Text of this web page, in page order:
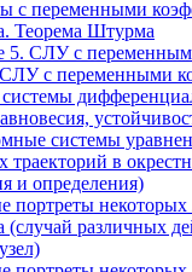
с переменными
Теорема Штурма
5. СЛУ с
СЛУ с переменными
системы
траекторий в
и определения)
портреты
(случай различных